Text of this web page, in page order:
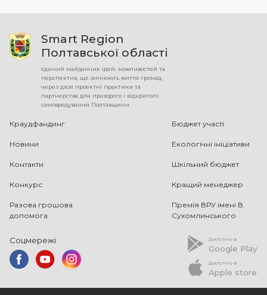
Smart Region
Полтавської області
єдиний майданчик ідей, можливостей та
перспектив, що змінюють життя громад,
через дієві проектні практики та
партнерства для прозорого і відкритого
самоврядування Полтавщини
Краудфандинг Бюджет участі
Новини Екологічні ініціативи
Контакти Шкільний бюджет
Конкурс Кращий менеджер
Разова грошова
допомога
Премія ВРУ імені В.
Сухомлинського
Соцмережі Доступно в
Google Play
Доступно в
Apple store